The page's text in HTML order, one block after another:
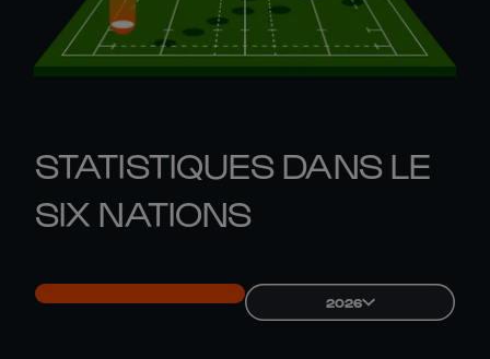
STATISTIQUES DANS LE
SIX NATIONS
2026